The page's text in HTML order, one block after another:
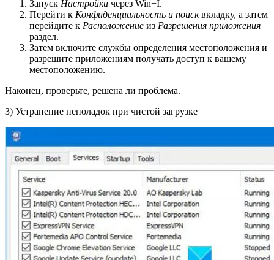
Запуск Настройки через Win+I.
Перейти к Конфиденциальность и поисквкладку, а затем
перейдите к Расположение из Разрешения приложения
раздел.
Затем включите службы определения местоположения и
разрешите приложениям получать доступ к вашему
местоположению.
Наконец, проверьте, решена ли проблема.
3) Устранение неполадок при чистой загрузке